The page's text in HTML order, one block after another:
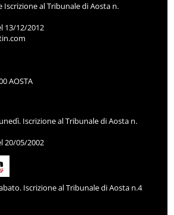
al Tribunale di Aosta n.
13/12/2012
AOSTA
Iscrizione al Tribunale di Aosta n.
20/05/2002
Iscrizione al Tribunale di Aosta n.4